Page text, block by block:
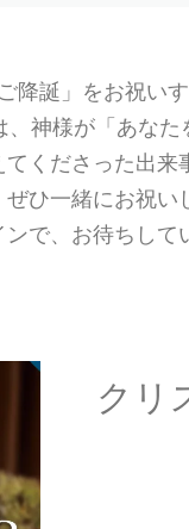
誕」をお祝いす
神様が「あなた
くださった出来
ひ一緒にお祝い
で、お待ちして
クリ